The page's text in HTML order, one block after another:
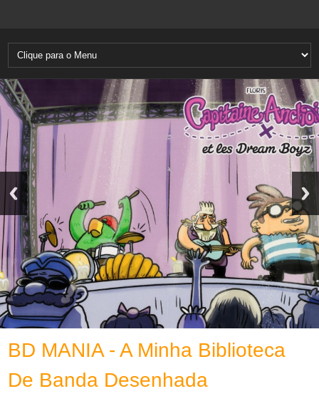
BD MANIA - A Minha Biblioteca
De Banda Desenhada